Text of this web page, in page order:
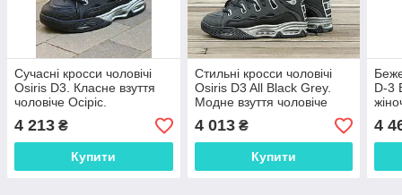
Сучасні кросси чоловічі
Osiris D3. Класне взуття
чоловіче Осіріс.
4 213 ₴
Купити
Стильні кросси чоловічі
Osiris D3 All Black Grey.
Модне взуття чоловіче
Осіріс.
4 013₴
Купити
D-3
4